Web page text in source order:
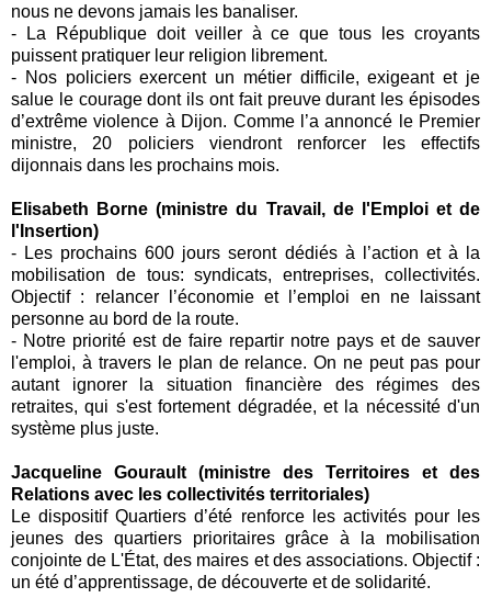
nous ne devons jamais les banaliser.
-
La République doit veiller à ce que tous les croyants
puissent pratiquer leur religion librement.
- Nos policiers exercent un métier difficile, exigeant et je
salue le courage dont ils ont fait preuve durant les épisodes
d’extrême violence à Dijon. Comme l’a annoncé le Premier
ministre, 20 policiers viendront renforcer les effectifs
dijonnais dans les prochains mois.
Elisabeth Borne (ministre du Travail, de l'Emploi et de
l'Insertion)
- Les prochains600 jours seront dédiés à l’action et à la
mobilisation de tous: syndicats, entreprises, collectivités.
Objectif : relancer l’économie et l’emploi en ne laissant
personne au bord de la route.
- Notre priorité est de faire repartir notre pays et de sauver
l'emploi, à travers le plan de relance. On ne peut pas pour
autant ignorer la situation financière des régimes des
retraites, qui s'est fortement dégradée, et la nécessité d'un
système plus juste.
Jacqueline Gourault (ministre des Territoires et des
Relations avec les collectivités territoriales)
Le dispositifQuartiers d’été renforce les activités pour les
jeunes des quartiers prioritaires grâce à la mobilisation
conjointe de L'État, des maires et des associations. Objectif :
un été d’apprentissage, de découverte et de solidarité.